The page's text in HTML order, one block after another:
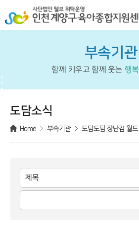
부속기관
함께 키우고 함께 웃는 행복
도담소식
Home 부속기관 도담도담 장난감 월드